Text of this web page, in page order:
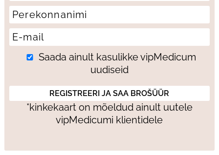
Saada ainult kasulikke vipMedicum
uudiseid
*kinkekaart on mõeldud ainult uutele
vipMedicumi klientidele